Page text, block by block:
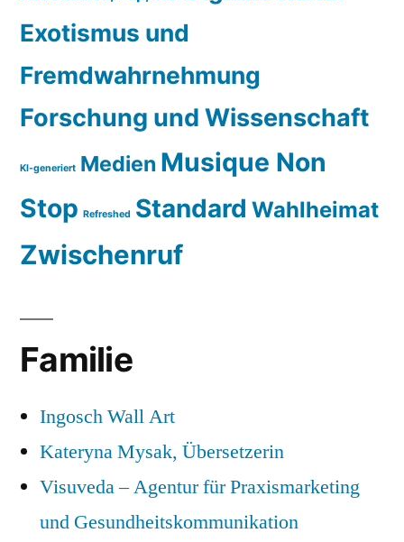
Exotismus und
Fremdwahrnehmung
Forschung und Wissenschaft
KI-generiert Medien Musique Non
Stop Refreshed Standard Wahlheimat
Zwischenruf
Familie
Ingosch Wall Art
Kateryna Mysak, Übersetzerin
Visuveda – Agentur für Praxismarketing
und Gesundheitskommunikation